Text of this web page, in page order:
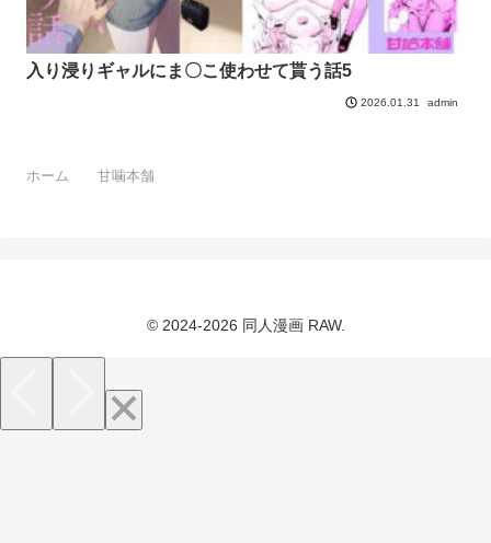
入り浸りギャルにま〇こ使わせて貰う話5
2026.01.31 admin
ホーム 甘噛本舗
© 2024-2026 同人漫画 RAW.